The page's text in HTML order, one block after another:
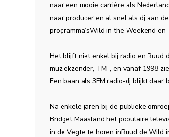
naar een mooie carrière als
naar producer en al snel als dj aan
programma’sWild in the Weekend
Het blijft niet enkel bij radio en Ruud
muziekzender, TMF, en vanaf 1998
Een baan als 3FM radio-dj blijkt daar
Na enkele jaren bij de publieke
Bridget Maasland het populaire
in de Vegte te horen inRuud de Wild